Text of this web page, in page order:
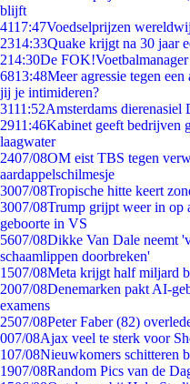
blijft
4117:47Voedselprijzen
2314:33Quake krijgt na 30 jaar
214:30De
6813:48Meer agressie tegen
jij je intimideren?
3111:52Amsterdams
2911:46Kabinet geeft bedrijven
laagwater
2407/08OM eist TBS tegen
aardappelschilmesje
3007/08Tropische hitte keert
3007/08Trump grijpt weer in op
geboorte in VS
5607/08Dikke Van Dale neemt
schaamlippen doorbreken'
1507/08Meta krijgt half miljard
2007/08Denemarken pakt AI-
examens
2507/08Peter Faber (82)
007/08Ajax veel te sterk voor
107/08Nieuwkomers schitteren
1907/08Random Pics van de